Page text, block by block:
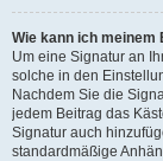
Wie kann ich meinem
Um eine Signatur an
solche in den
Nachdem Sie die
jedem Beitrag das
Signatur auch
standardmäßige